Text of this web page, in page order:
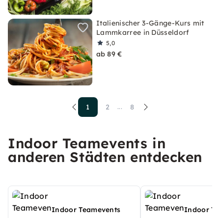
Italienischer 3-Gänge-Kurs mit
Lammkarree in Düsseldorf
5,0
ab 89 €
1 2 ... 8
Indoor Teamevents in
anderen Städten entdecken
Indoor Teamevents Indoor